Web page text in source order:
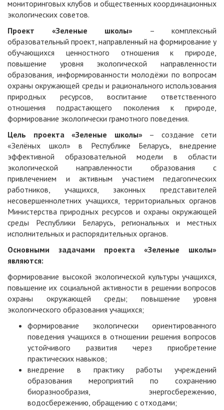
мониторинговых клубов и общественных координационных
экологических советов.
Проект «Зеленые школы» – комплексный
образовательный проект, направленный на формирование у
обучающихся ценностного отношения к природе,
повышение уровня экологической направленности
образования, информированности молодёжи по вопросам
охраны окружающей среды и рационального использования
природных ресурсов, воспитание ответственного
отношения подрастающего поколения к природе,
формирование экологически грамотного поведения.
Цель проекта «Зеленые школы»– создание сети
«Зелёных школ» в Республике Беларусь, внедрение
эффективной образовательной модели в области
экологической направленности образования с
привлечением и активным участием педагогических
работников, учащихся, законных представителей
несовершеннолетних учащихся, территориальных органов
Министерства природных ресурсов и охраны окружающей
среды Республики Беларусь, региональных и местных
исполнительных и распорядительных органов.
Основными задачами проекта «Зеленые школы»
являются:
формирование высокой экологической культуры учащихся,
повышение их социальной активности в решении вопросов
охраны окружающей среды; повышение уровня
экологического образования учащихся;
формирование экологически ориентированного
поведения учащихся в отношении решения вопросов
устойчивого развития через приобретение
практических навыков;
внедрение в практику работы учреждений
образования мероприятий по сохранению
биоразнообразия, энергосбережению,
водосбережению, обращению с отходами;